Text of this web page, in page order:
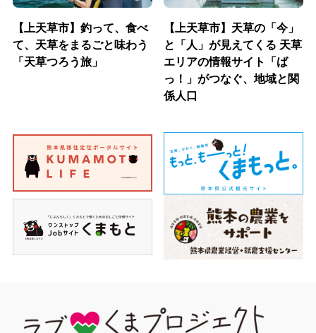
【上天草市】釣って、食べ
て、天草をまるごと味わう
「天草つろう旅」
【上天草市】天草の「今」
と「人」が見えてくる 天草
エリアの情報サイト「ば
っ！」がつなぐ、地域と関
係人口